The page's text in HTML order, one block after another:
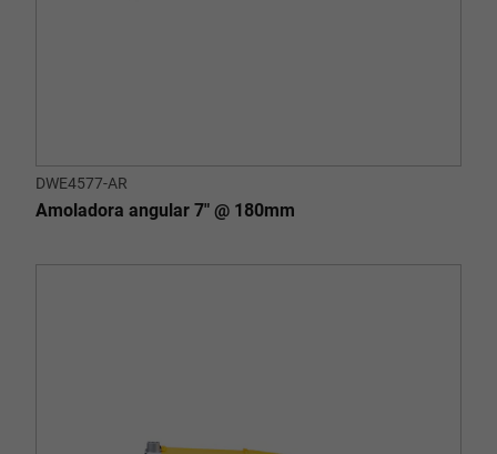
DWE4577-AR
Amoladora angular 7" @ 180mm